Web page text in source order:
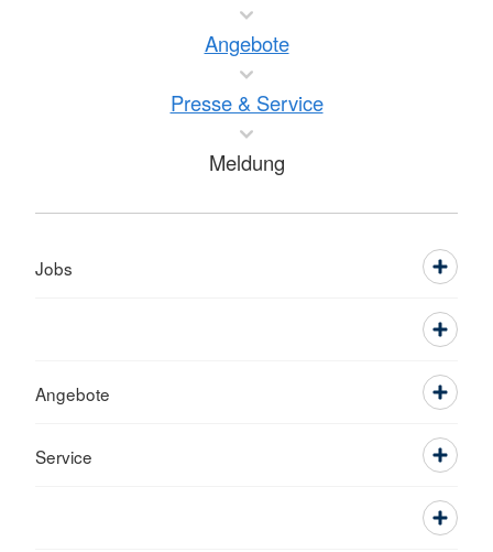
Angebote
Presse & Service
Meldung
Jobs
Angebote
Service